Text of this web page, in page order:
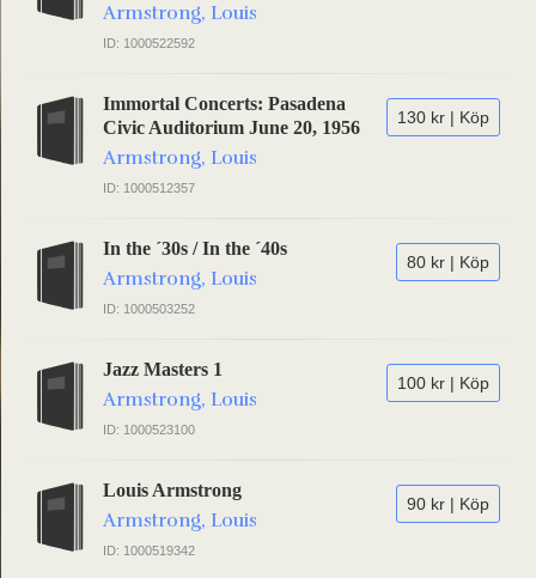
Armstrong, Louis
ID: 1000522592
130 kr | Köp
Immortal Concerts: Pasadena
Civic Auditorium June 20, 1956
Armstrong, Louis
ID: 1000512357
80 kr | Köp
In the ´30s / In the ´40s
Armstrong, Louis
ID: 1000503252
100 kr | Köp
Jazz Masters 1
Armstrong, Louis
ID: 1000523100
90 kr | Köp
Louis Armstrong
Armstrong, Louis
ID: 1000519342